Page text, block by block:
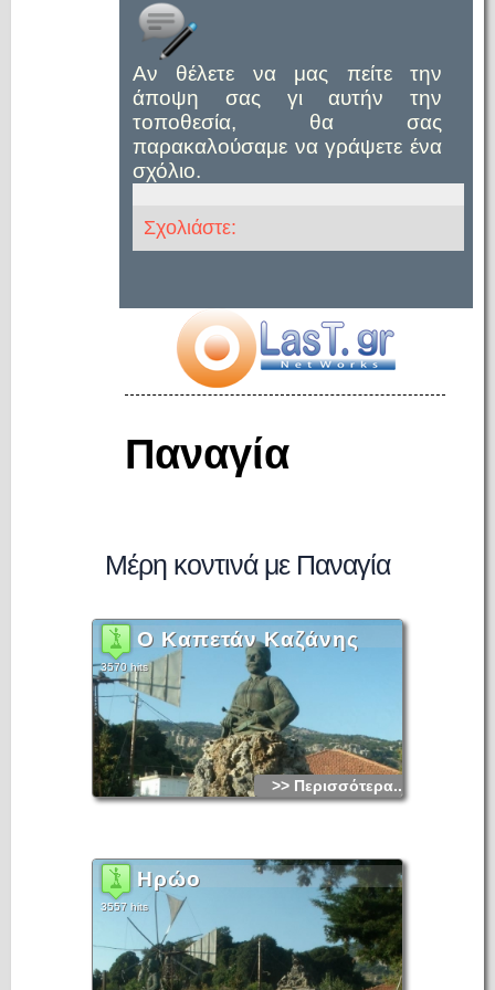
Αν θέλετε να μας πείτε την
άποψη σας γι αυτήν την
τοποθεσία, θα σας
παρακαλούσαμε να γράψετε ένα
σχόλιο.
Σχολιάστε:
Παναγία
Μέρη κοντινά με Παναγία
Ο Καπετάν Καζάνης
3570 hits
>> Περισσότερα...
Ηρώο
3557 hits